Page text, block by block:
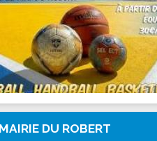
MAIRIE DU ROBERT